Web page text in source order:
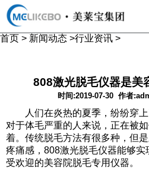
首页 > 新闻动态 >行业资讯 >
808激光脱毛仪器是美
时间:2019-07-30 作者
人们在炎热的夏季，纷纷穿上
对于体毛严重的人来说，正在被
着。传统脱毛方法有很多种，但
疼痛感，808激光脱毛仪器能够实
受欢迎的美容院脱毛专用仪器。